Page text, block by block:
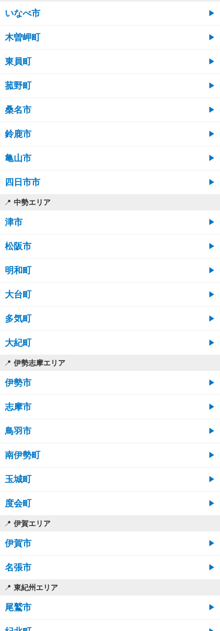
いなべ市
木曽岬町
東員町
菰野町
桑名市
鈴鹿市
亀山市
四日市市
中勢エリア
津市
松阪市
明和町
大台町
多気町
大紀町
伊勢志摩エリア
伊勢市
志摩市
鳥羽市
南伊勢町
玉城町
度会町
伊賀エリア
伊賀市
名張市
東紀州エリア
尾鷲市